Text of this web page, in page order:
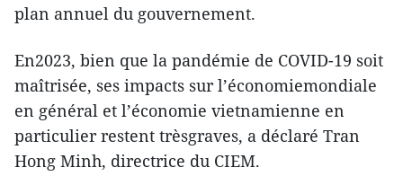
plan annuel du gouvernement.
En2023, bien que la pandémie de COVID-19 soit
maîtrisée, ses impacts sur l’économiemondiale
en général et l’économie vietnamienne en
particulier restent trèsgraves, a déclaré Tran
Hong Minh, directrice du CIEM.